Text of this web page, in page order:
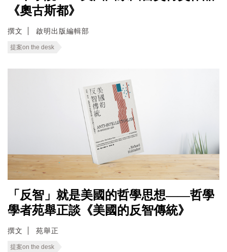
《奧古斯都》
撰文 啟明出版編輯部
提案on the desk
「反智」就是美國的哲學思想——哲學
學者苑舉正談《美國的反智傳統》
撰文 苑舉正
提案on the desk